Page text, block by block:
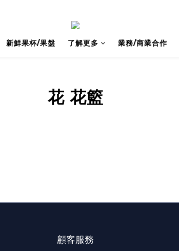
新鮮果杯/果盤 了解更多 業務/商業合作
花 花籃
顧客服務